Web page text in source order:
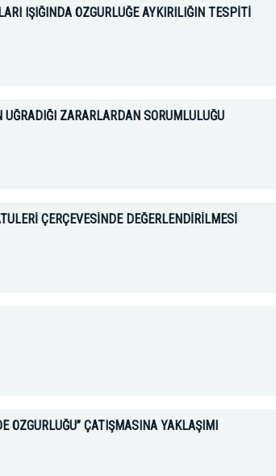
IŞIĞINDA ÖZGÜRLÜĞE AYKIRILIĞIN TESPİTİ
ZARARLARDAN SORUMLULUĞU
ÇERÇEVESİNDE DEĞERLENDİRİLMESİ
ÖZGÜRLÜĞÜ” ÇATIŞMASINA YAKLAŞIMI